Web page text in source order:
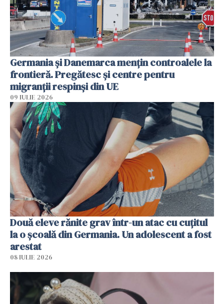
Germania și Danemarca mențin controalele la
frontieră. Pregătesc și centre pentru
migranții respinși din UE
09 IULIE 2026
Două eleve rănite grav într-un atac cu cuțitul
la o școală din Germania. Un adolescent a fost
arestat
08 IULIE 2026